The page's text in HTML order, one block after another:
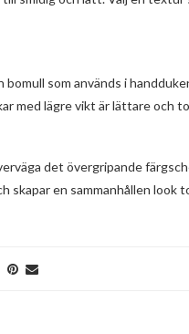
som används i
med lägre vikt är lättare och
det övergripande
skapar en sammanhållen look